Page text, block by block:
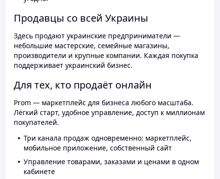
Продавцы со всей Украины
Здесь продают украинские предприниматели —
небольшие мастерские, семейные магазины,
производители и крупные компании. Каждая покупка
поддерживает украинский бизнес.
Для тех, кто продаёт онлайн
Prom — маркетплейс для бизнеса любого масштаба.
Лёгкий старт, удобное управление, доступ к миллионам
покупателей.
Три канала продаж одновременно: маркетплейс,
мобильное приложение, собственный сайт
Управление товарами, заказами и ценами в одном
кабинете